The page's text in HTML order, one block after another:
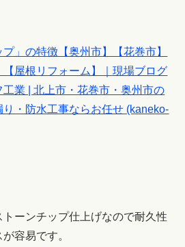
」の特徴【奥州市】【花巻市】
【屋根リフォーム】｜現場ブログ
工業 | 北上市・花巻市・奥州市の
・防水工事ならお任せ (kaneko-
ーンチップ仕上げなので耐久性
容易です。